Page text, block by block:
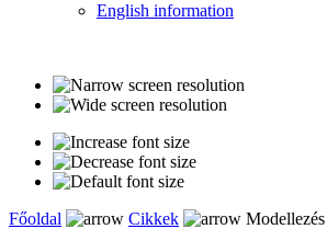
English information
Főoldal Cikkek Modellezés